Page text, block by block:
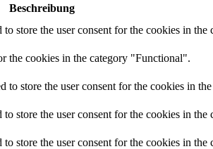
Beschreibung
store the user consent for the cookies in
the cookies in the category "Functional".
store the user consent for the cookies in
store the user consent for the cookies in the
store the user consent for the cookies in the